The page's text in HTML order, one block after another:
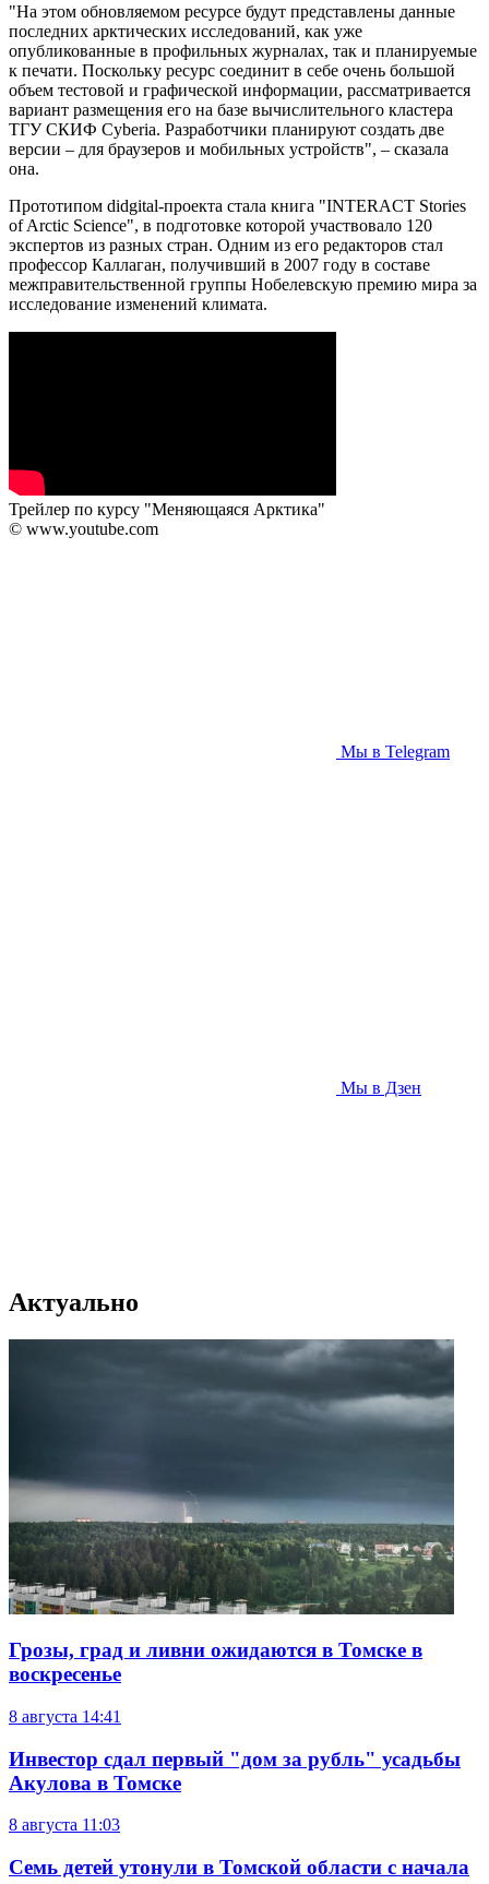
"На этом обновляемом ресурсе будут представлены данные
последних арктических исследований, как уже
опубликованные в профильных журналах, так и планируемые
к печати. Поскольку ресурс соединит в себе очень большой
объем тестовой и графической информации, рассматривается
вариант размещения его на базе вычислительного кластера
ТГУ СКИФ Cyberia. Разработчики планируют создать две
версии – для браузеров и мобильных устройств", – сказала
она.
Прототипом didgital-проекта стала книга "INTERACT Stories
of Arctic Science", в подготовке которой участвовало 120
экспертов из разных стран. Одним из его редакторов стал
профессор Каллаган, получивший в 2007 году в составе
межправительственной группы Нобелевскую премию мира за
исследование изменений климата.
Трейлер по курсу "Меняющаяся Арктика"
© www.youtube.com
Мы в Telegram
Мы в Дзен
Актуально
Грозы, град и ливни ожидаются в Томске в
воскресенье
8 августа 14:41
Инвестор сдал первый "дом за рубль" усадьбы
Акулова в Томске
8 августа 11:03
Семь детей утонули в Томской области с начала